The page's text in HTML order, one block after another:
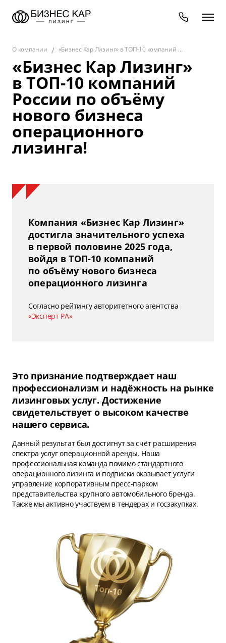
О компании «Бизнес Кар Лизинг» в ТОП-10 компаний России по объёму нового бизнеса операционного лизинга!
«Бизнес Кар Лизинг»
в ТОП-10 компаний
России по объёму
нового бизнеса
операционного
лизинга!
Компания «Бизнес Кар Лизинг»
достигла значительного успеха
в первой половине 2025 года,
войдя в ТОП-10 компаний
по объёму нового бизнеса
операционного лизинга
Согласно рейтингу авторитетного агентства
«Эксперт РА»
Это признание подтверждает наш
профессионализм и надёжность на рынке
лизинговых услуг. Достижение
свидетельствует о высоком качестве
нашего сервиса.
Данный результат был достигнут за счёт расширения
спектра услуг операционной аренды. Наша
профессиональная команда помимо стандартного
операционного лизинга и подписки оказывает услуги
управление корпоративным пресс-парком
представительства крупного автомобильного бренда.
Также мы активно участвуем в тендерах и госзакупках.